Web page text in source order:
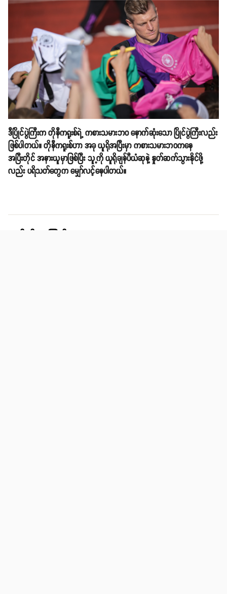
ဒီပြိုင်ပွဲကြီးက တိုနီကရူးစ်ရဲ့ ကစားသမားဘဝ နောက်ဆုံးသော ပြိုင်ပွဲကြီးလည်း
ဖြစ်ပါတယ်။ တိုနီကရူးစ်ဟာ အခု ယူရိုအပြီးမှာ ကစားသမားဘဝကနေ
အပြီးတိုင် အနားယူမှာဖြစ်ပြီး သူ့ကို ယူရိုချန်ပီယံဆုနဲ့ နှုတ်ဆက်သွားနိုင်ဖို့
လည်း ပရိသတ်တွေက မျှော်လင့်နေပါတယ်။